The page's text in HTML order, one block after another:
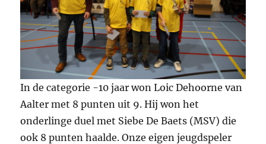
In de categorie -10 jaar won Loic Dehoorne van
Aalter met 8 punten uit 9. Hij won het
onderlinge duel met Siebe De Baets (MSV) die
ook 8 punten haalde. Onze eigen jeugdspeler